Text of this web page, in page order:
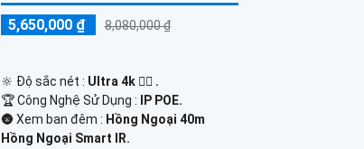
5,650,000 ₫ 8,080,000 ₫
🔆 Độ sắc nét : Ultra 4k 👍🏾 .
🏆 Công Nghệ Sử Dụng :
IP POE.
🌚 Xem ban đêm : Hồng Ngoại 40m
Hồng Ngoại Smart IR.